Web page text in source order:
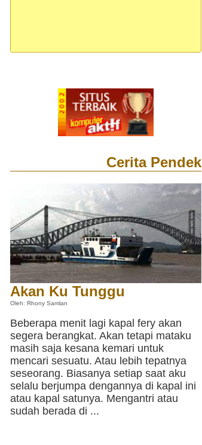
Cerita Pendek
Akan Ku Tunggu
Oleh: Rhony Samlan
Beberapa menit lagi kapal fery akan
segera berangkat. Akan tetapi mataku
masih saja kesana kemari untuk
mencari sesuatu. Atau lebih tepatnya
seseorang. Biasanya setiap saat aku
selalu berjumpa dengannya di kapal ini
atau kapal satunya. Mengantri atau
sudah berada di ...